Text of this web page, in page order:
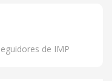
de IMP